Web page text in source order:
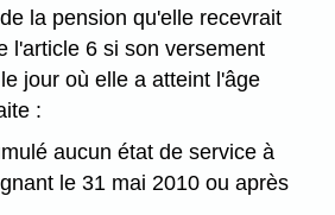
la pension qu'elle recevrait
l'article 6 si son versement
jour où elle a atteint l'âge
:
aucun état de service à
le 31 mai 2010 ou après